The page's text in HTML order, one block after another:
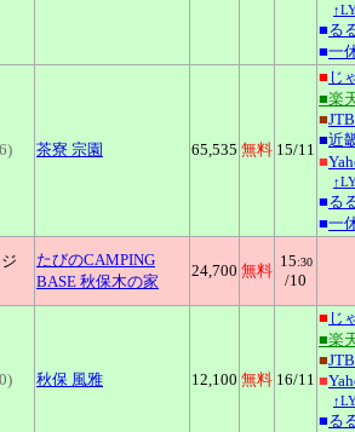
■る
■一
茶寮 宗園 65,535 無料 15/11
■ じ
■楽
■JTB
■近
■
■る
■一
たびのCAMPING
BASE 秋保木の家
24,700 無料
15:30
/10
秋保 風雅 12,100 無料 16/11
■ じ
■楽
■JTB
■
■る